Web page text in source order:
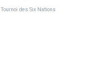
Tournoi des Six Nations